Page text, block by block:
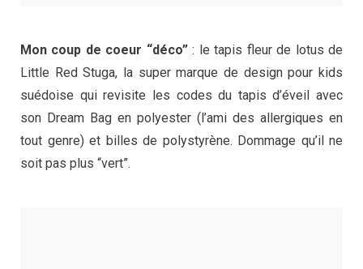
Mon coup de coeur “déco”: le tapis fleur de lotus de
Little Red Stuga, la super marque de design pour kids
suédoise qui revisite les codes du tapis d’éveil avec
son Dream Bag en polyester (l’ami des allergiques en
tout genre) et billes de polystyrène. Dommage qu’il ne
soit pas plus “vert”.